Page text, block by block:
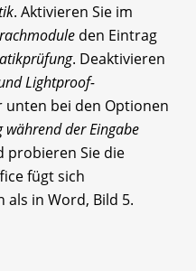
. Aktivieren Sie im
den Eintrag
. Deaktivieren
Lightproof-
unten bei den Optionen
während der Eingabe
probieren Sie die
fügt sich
als in Word, Bild 5.